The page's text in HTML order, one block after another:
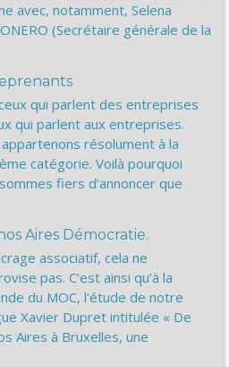
avec, notamment, Selena
(Secrétaire générale de la
qui parlent des entreprises
qui parlent aux entreprises.
résolument à la
catégorie. Voilà pourquoi
fiers d’annoncer que
Aires Démocratie.
associatif, cela ne
pas. C’est ainsi qu’à la
du MOC, l’étude de notre
Xavier Dupret intitulée « De
Aires à Bruxelles, une